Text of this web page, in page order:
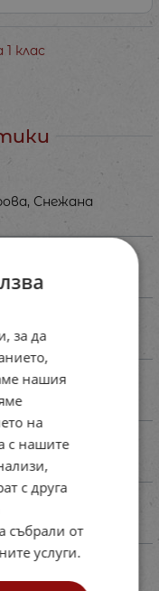
клас
Снежана
за да
нашия
на
с нашите
с друга
събрали от
услуги.